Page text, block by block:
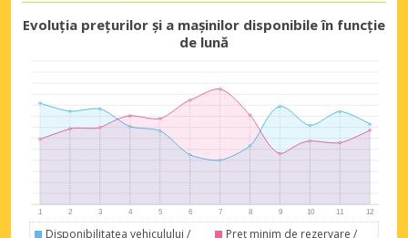
Evoluția prețurilor și a mașinilor disponibile în funcție
de lună
Disponibilitatea vehiculului / Preț minim de rezervare /